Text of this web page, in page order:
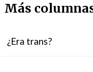
Más
¿Era trans?